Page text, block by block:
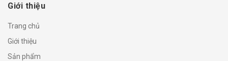
Giới thiệu
Trang chủ
Giới thiệu
Sản phẩm